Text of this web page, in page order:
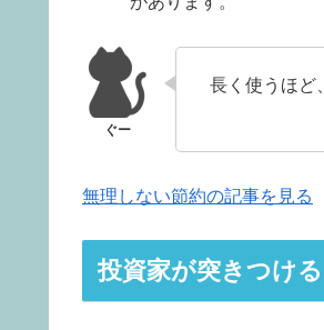
長く使うほど
無理しない節約の記事を見る
投資家が突きつけ